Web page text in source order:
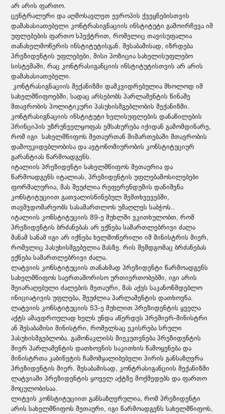
არ არის ფართო.
ცენტრალური და აღმოსავლეთ ევროპის ქვეყნებისთვის
დამახასიათებელი კონტრასიგნაციის ინსტიტუტი გამოირჩევა იმ
უფლებების ფართო სპექტრით, რომელიც თავისუფალია
თანახელმოწერის ინსტიტუტისგან. შესაბამისად, იზრდება
პრეზიდენტის უფლებები, მისი პოზიცია სახელისუფლებო
სისტემაში, რაც კონტრასიგანციის ინსტიტუტისთვის არ არის
დამახასიათებელი.
კონტრასიგნაციის მექანიზმი დამკვიდრებულია მხოლოდ იმ
სახელმწიფოებში, სადაც არსებობს პარლამენტის წინაშე
მთავრობის პოლიტიკური პასუხისმგებლობის მექანიზმი.
კონტრასიგნაციის ინსტიტუტი ხელისუფლების დანაწილების
პრინციპის უზრუნველყოფას ემსახურება იქიდან გამომდინარე,
რომ იგი სახელმწიფოს მეთაურთან მიმართებაში მთავრობის
დამოუკიდებლობისა და ავტონომიურობის კონსტიტუციურ
გარანტიას წარმოადგენს.
იტალიის პრეზიდენტი სახელმწიფოს მეთაურია და
წარმოადგენს იტალიას, პრეზიდენტის უფლებამოსილებები
ფორმალურია, მას შეუძლია რეფერენდუმის დანიშვნა
კონსტიტუციით გათვალისწინებულ შემთხვევებში,
თავმჯდომარეობს სასამართლოს უმაღლეს საბჭოს..
იტალიის კონსტიტუციის 89-ე მუხლში ვკითხულობთ, რომ
პრეზიდენტის ბრძანებას არ ექნება სამართლებრივი ძალა
მანამ სანამ იგი არ იქნება ხელმოწერილი იმ მინისტრის მიერ,
რომელიც პასუხისმგებელია მასზე. რის შემდგომაც ბრძანებას
ექნება სამართლებრივი ძალა.
ლატვიის კონსტიტუციის თანახმად პრეზიდენტი წარმოადგენს
სახელმწიფოს საერთაშორისო ურთიერთობებში, იგი არის
შეიარაღებული ძალების მეთაური, მას აქვს საკანონმდებლო
ინიციატივის უფლება, შეუძლია პარლამენტის დათხოვნა.
ლატვიის კონსტიტუციის 53-ე მუხლით პრეზიდენტის ყველა
აქტს ამავდროულად ხელს უნდა აწერდეს პრემიერ-მინისტრი
ან შესაბამისი მინისტრი, რომელსაც ეკისრება სრული
პასუხისმგებლობა. გამონაკლისს მიეკუთვნება პრეზიდენტის
მიერ პარლამენტის დათხოვნის საკითხის წამოყენება და
მინისტრთა კაბინეტის ჩამომყალიბებელი პირის განსაზღვრა
პრეზიდენტის მიერ. შესაბამისად, კონტრასიგანციის მექანიზმი
ლატვიაში პრეზიდენტის ყოველ აქტზე მოქმედებს და ფართო
მოცულობისაა.
ლიტვის კონსტიტუციით განსაზღვრულია, რომ პრეზიდენტი
არის სახელმწიფოს მეთაური, იგი წარმოადგენს სახელმწიფოს,